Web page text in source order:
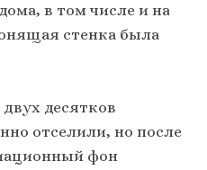
в том числе и на
стенка была
десятков
отселили, но после
фон